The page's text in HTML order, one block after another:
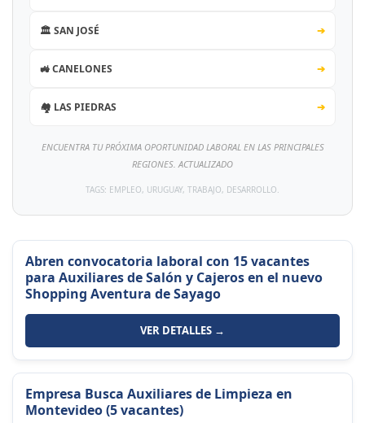
🏛️ SAN JOSÉ ➔
🚜 CANELONES ➔
🏘️ LAS PIEDRAS ➔
ENCUENTRA TU PRÓXIMA OPORTUNIDAD LABORAL EN LAS PRINCIPALES
REGIONES. ACTUALIZADO
TAGS: EMPLEO, URUGUAY, TRABAJO, DESARROLLO.
Abren convocatoria laboral con 15 vacantes
para Auxiliares de Salón y Cajeros en el nuevo
Shopping Aventura de Sayago
VER DETALLES →
Empresa Busca Auxiliares de Limpieza en
Montevideo (5 vacantes)